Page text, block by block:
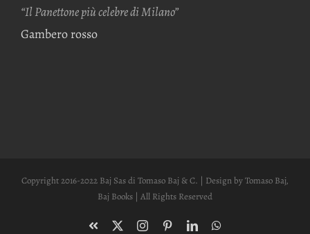
“Il Panettone più celebre di Milano”
Gambero rosso
Copyright 2016-2022 Baj Sas di Tomaso Baj & C. | Design by Tomaso Baj,
Baj Books | All Rights Reserved
Facebook InstagramPinterestLinkedIn